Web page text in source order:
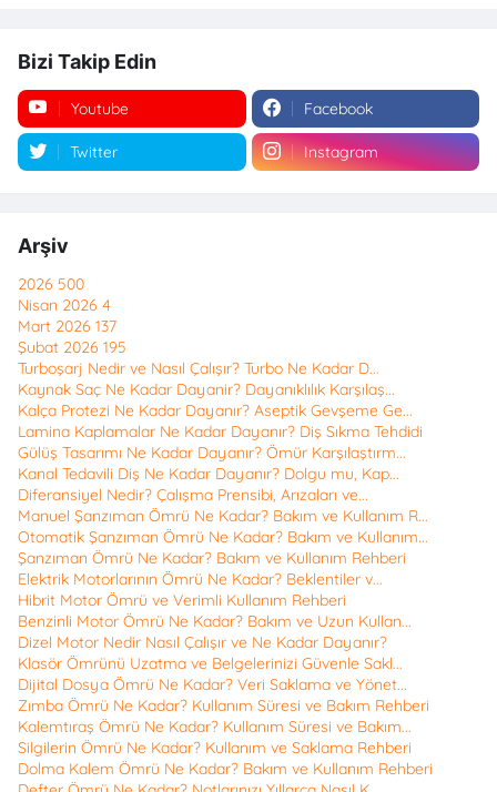
Bizi Takip Edin
Youtube Facebook
Twitter Instagram
Arşiv
2026 500
Nisan 2026 4
Mart 2026 137
Şubat 2026 195
Turboşarj Nedir ve Nasıl Çalışır? Turbo Ne Kadar D...
Kaynak Saç Ne Kadar Dayanir? Dayanıklılık Karşılaş...
Kalça Protezi Ne Kadar Dayanır? Aseptik Gevşeme Ge...
Lamina Kaplamalar Ne Kadar Dayanır? Diş Sıkma Tehdidi
Gülüş Tasarımı Ne Kadar Dayanır? Ömür Karşılaştırm...
Kanal Tedavili Diş Ne Kadar Dayanır? Dolgu mu, Kap...
Diferansiyel Nedir? Çalışma Prensibi, Arızaları ve...
Manuel Şanzıman Ömrü Ne Kadar? Bakım ve Kullanım R...
Otomatik Şanzıman Ömrü Ne Kadar? Bakım ve Kullanım...
Şanzıman Ömrü Ne Kadar? Bakım ve Kullanım Rehberi
Elektrik Motorlarının Ömrü Ne Kadar? Beklentiler v...
Hibrit Motor Ömrü ve Verimli Kullanım Rehberi
Benzinli Motor Ömrü Ne Kadar? Bakım ve Uzun Kullan...
Dizel Motor Nedir Nasıl Çalışır ve Ne Kadar Dayanır?
Klasör Ömrünü Uzatma ve Belgelerinizi Güvenle Sakl...
Dijital Dosya Ömrü Ne Kadar? Veri Saklama ve Yönet...
Zımba Ömrü Ne Kadar? Kullanım Süresi ve Bakım Rehberi
Kalemtıraş Ömrü Ne Kadar? Kullanım Süresi ve Bakım...
Silgilerin Ömrü Ne Kadar? Kullanım ve Saklama Rehberi
Dolma Kalem Ömrü Ne Kadar? Bakım ve Kullanım Rehberi